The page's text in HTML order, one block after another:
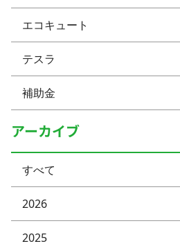
エコキュート
テスラ
補助金
アーカイブ
すべて
2026
2025